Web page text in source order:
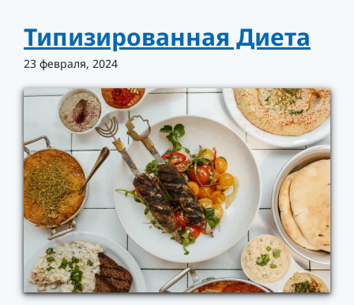
Типизированная Диета
23 февраля, 2024